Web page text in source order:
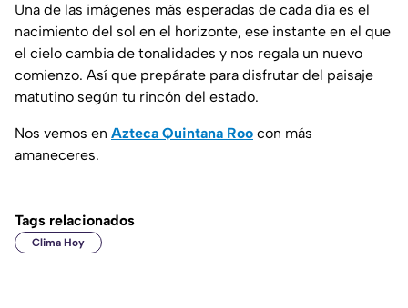
Una de las imágenes más esperadas de cada día es el
nacimiento del sol en el horizonte, ese instante en el que
el cielo cambia de tonalidades y nos regala un nuevo
comienzo. Así que prepárate para disfrutar del paisaje
matutino según tu rincón del estado.
Nos vemos en Azteca Quintana Roo con más
amaneceres.
Tags relacionados
Clima Hoy